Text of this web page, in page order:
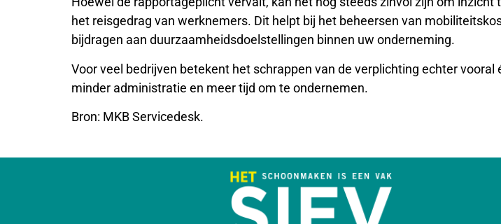
het reisgedrag van werknemers. Dit helpt bij het beheersen van
bijdragen aan duurzaamheidsdoelstellingen binnen uw onderneming.
Voor veel bedrijven betekent het schrappen van de verplichting echter vooral
minder administratie en meer tijd om te ondernemen.
Bron: MKB Servicedesk.